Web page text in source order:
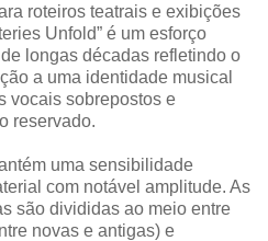
roteiros teatrais e exibições
Unfold” é um esforço
longas décadas refletindo o
a uma identidade musical
vocais sobrepostos e
reservado.
uma sensibilidade
com notável amplitude. As
são divididas ao meio entre
novas e antigas) e